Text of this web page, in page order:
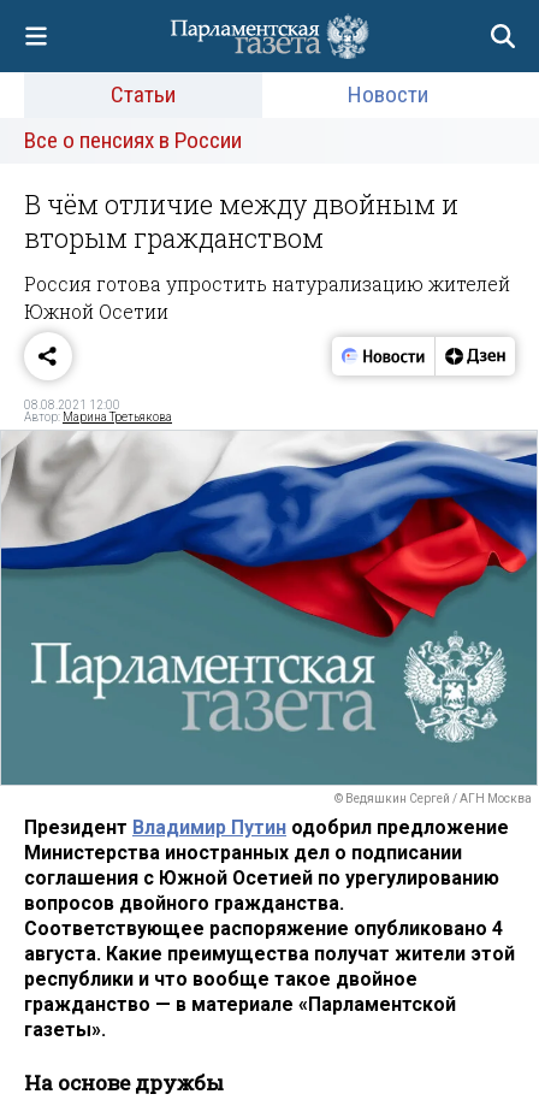
Статьи
Новости
Все о пенсиях в России
В чём отличие между двойным и
вторым гражданством
Россия готова упростить натурализацию жителей
Южной Осетии
08.08.2021 12:00
Автор: Марина Третьякова
© Ведяшкин Сергей / АГН Москва
Президент Владимир Путин одобрил предложение
Министерства иностранных дел о подписании
соглашения с Южной Осетией по урегулированию
вопросов двойного гражданства.
Соответствующее распоряжение опубликовано 4
августа. Какие преимущества получат жители этой
республики и что вообще такое двойное
гражданство — в материале «Парламентской
газеты».
На основе дружбы